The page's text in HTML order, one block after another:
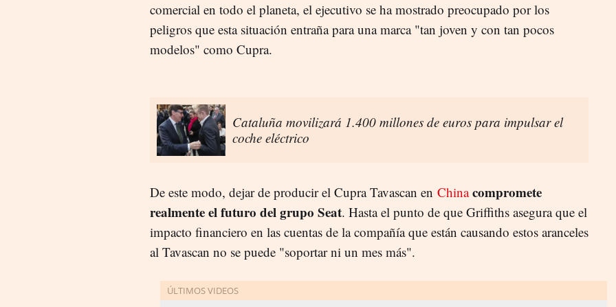
comercial en todo el planeta, el ejecutivo se ha mostrado preocupado por los
peligros que esta situación entraña para una marca "tan joven y con tan pocos
modelos" como Cupra.
Cataluña movilizará 1.400 millones de euros para impulsar el
coche eléctrico
De este modo, dejar de producir el Cupra Tavascan en China compromete
realmente el futuro del grupo Seat. Hasta el punto de que Griffiths asegura que el
impacto financiero en las cuentas de la compañía que están causando estos aranceles
al Tavascan no se puede "soportar ni un mes más".